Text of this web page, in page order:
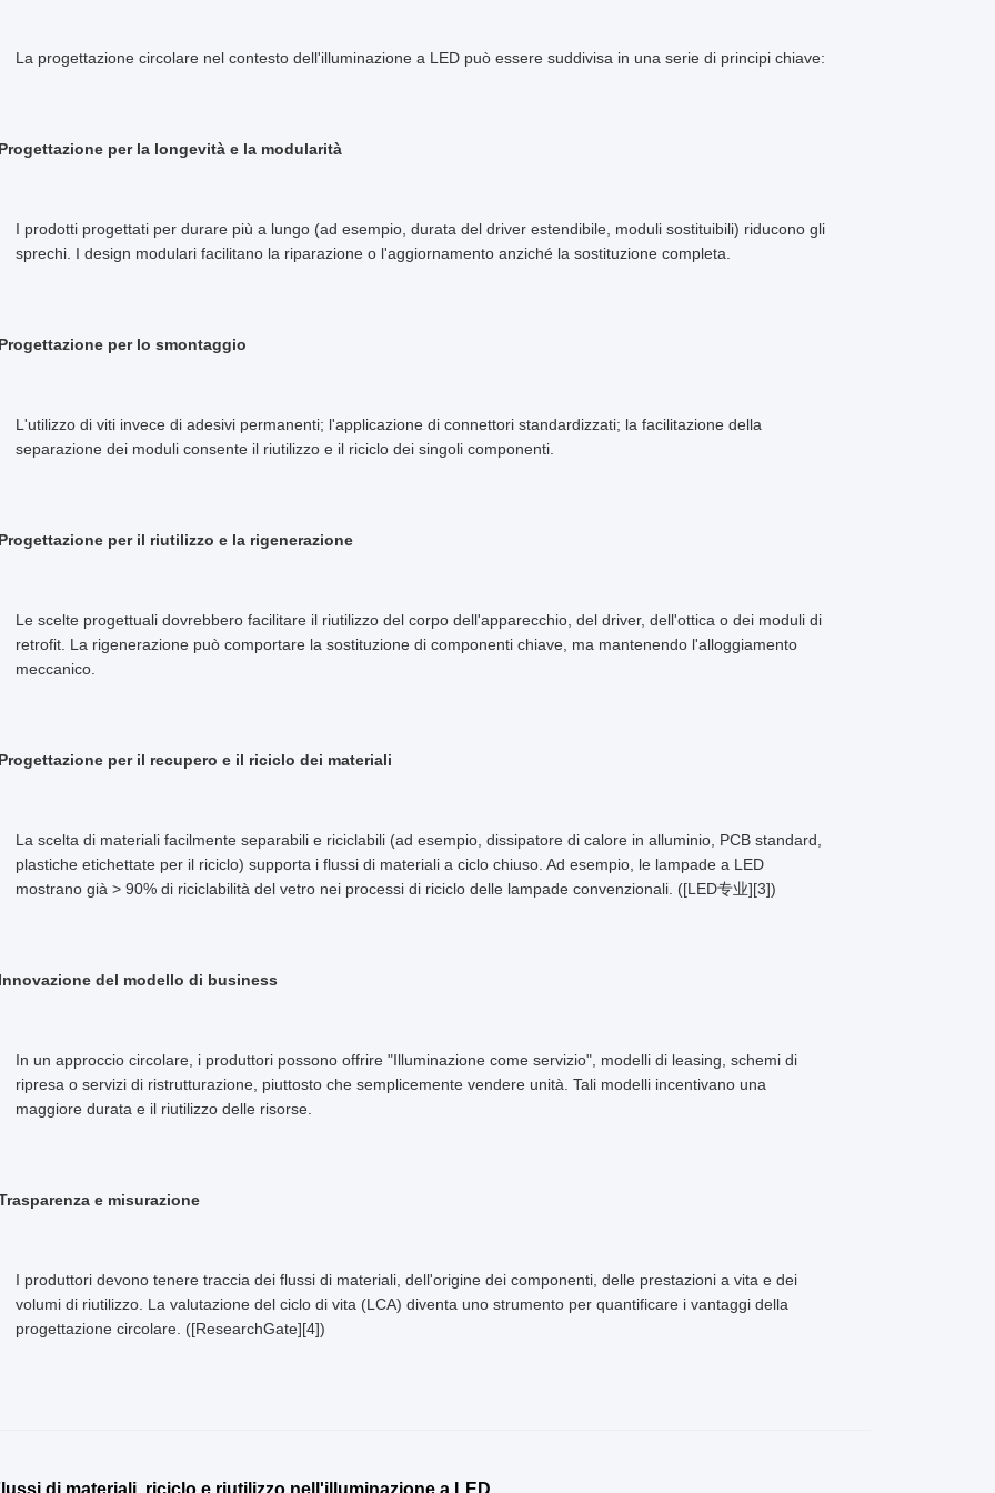
La progettazione circolare nel contesto dell'illuminazione a LED può essere suddivisa in una serie di principi chiave:
per la longevità e la modularità
I prodotti progettati per durare più a lungo (ad esempio, durata del driver estendibile, moduli sostituibili) riducono gli
sprechi. I design modulari facilitano la riparazione o l'aggiornamento anziché la sostituzione completa.
per lo smontaggio
L'utilizzo di viti invece di adesivi permanenti; l'applicazione di connettori standardizzati; la facilitazione della
separazione dei moduli consente il riutilizzo e il riciclo dei singoli componenti.
per il riutilizzo e la rigenerazione
Le scelte progettuali dovrebbero facilitare il riutilizzo del corpo dell'apparecchio, del driver, dell'ottica o dei moduli di
retrofit. La rigenerazione può comportare la sostituzione di componenti chiave, ma mantenendo l'alloggiamento
meccanico.
per il recupero e il riciclo dei materiali
La scelta di materiali facilmente separabili e riciclabili (ad esempio, dissipatore di calore in alluminio, PCB standard,
plastiche etichettate per il riciclo) supporta i flussi di materiali a ciclo chiuso. Ad esempio, le lampade a LED
mostrano già > 90% di riciclabilità del vetro nei processi di riciclo delle lampade convenzionali. ([LED专业][3])
del modello di business
In un approccio circolare, i produttori possono offrire "Illuminazione come servizio", modelli di leasing, schemi di
ripresa o servizi di ristrutturazione, piuttosto che semplicemente vendere unità. Tali modelli incentivano una
maggiore durata e il riutilizzo delle risorse.
e misurazione
I produttori devono tenere traccia dei flussi di materiali, dell'origine dei componenti, delle prestazioni a vita e dei
volumi di riutilizzo. La valutazione del ciclo di vita (LCA) diventa uno strumento per quantificare i vantaggi della
progettazione circolare. ([ResearchGate][4])